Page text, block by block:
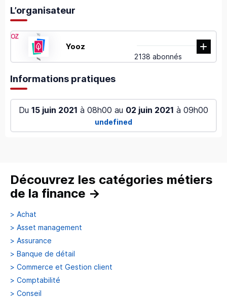
L’organisateur
Yooz
2138 abonnés
Informations pratiques
Du 15 juin 2021 à 08h00 au 02 juin 2021 à 09h00
undefined
Découvrez les catégories métiers
de la finance →
> Achat
> Asset management
> Assurance
> Banque de détail
> Commerce et Gestion client
> Comptabilité
> Conseil